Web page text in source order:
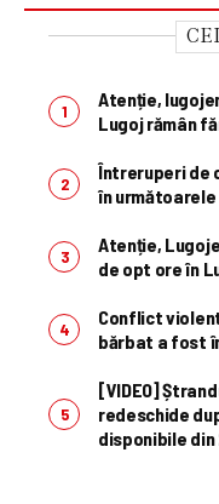
Atenție,
Lugoj rămân
Întreruperi de
în
Atenție,
de opt ore în
Conflict
bărbat a fost
[VIDEO]
redeschide
disponibile din